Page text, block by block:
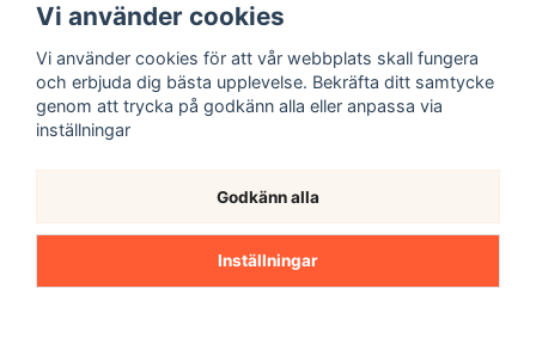
Copyright ©2026Evermarket.se
Vi använder cookies
Vi använder cookies för att vår webbplats skall fungera
och erbjuda dig bästa upplevelse. Bekräfta ditt samtycke
genom att trycka på godkänn alla eller anpassa via
inställningar
Godkänn alla
Inställningar